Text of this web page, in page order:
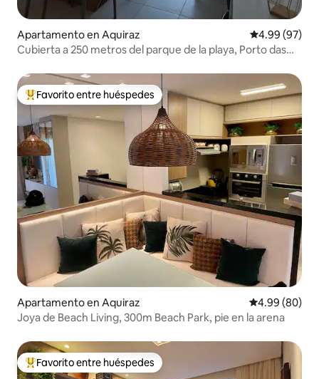
Apartamento en Aquiraz Calificación
4.99 (97)
Cubierta a 250 metros del parque de la playa, Porto das
Favorito entre huéspedes preferido
Favorito entre huéspedes
Apartamento en Aquiraz Calificación
4.99 (80)
Joya de Beach Living, 300m Beach Park, pie en la arena
Favorito entre huéspedes preferido
Favorito entre huéspedes